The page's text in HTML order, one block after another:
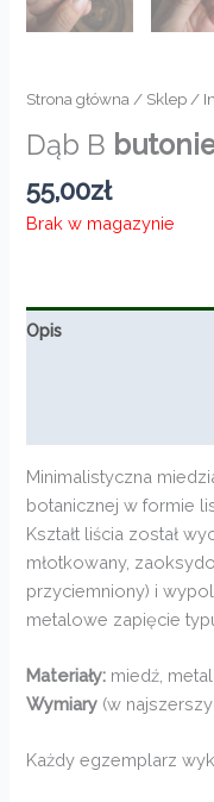
Strona główna / Sklep /
Dąb B
55,00zł
Brak w magazynie
Opis
Minimalistyczna
botanicznej w formie
Kształt liścia został
młotkowany,
przyciemniony) i
metalowe zapięcie
Materiały: miedź,
Wymiary (w
Każdy egzemplarz